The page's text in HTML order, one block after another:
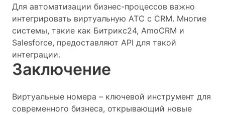
Для автоматизации бизнес-процессов важно
интегрировать виртуальную АТС с CRM. Многие
системы, такие как Битрикс24, AmoCRM и
Salesforce, предоставляют API для такой
интеграции.
Заключение
Виртуальные номера – ключевой инструмент для
современного бизнеса, открывающий новые